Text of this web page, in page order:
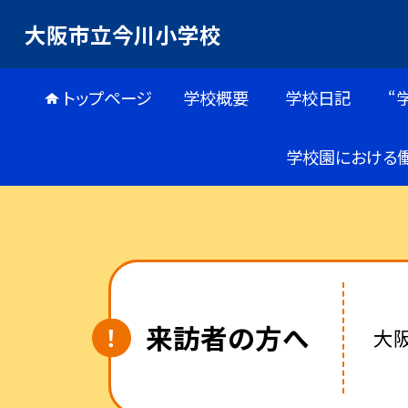
大阪市立今川小学校
トップページ 学校概要 学校日記 “
学校園における
来訪者の方へ 大